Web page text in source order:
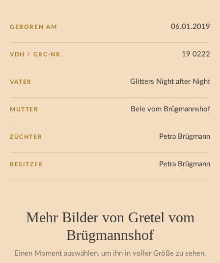
GEBOREN AM 06.01.2019
VDH / GRC-NR. 19 0222
VATER Glitters Night after Night
MUTTER Bele vom Brügmannshof
ZÜCHTER Petra Brügmann
BESITZER Petra Brügmann
Mehr Bilder von Gretel vom
Brügmannshof
Einen Moment auswählen, um ihn in voller Größe zu sehen.